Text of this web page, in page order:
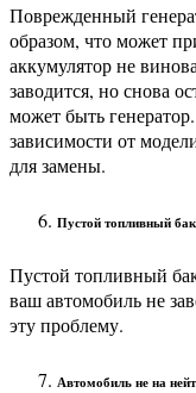
Поврежденный
образом, что может
аккумулятор не
заводится, но снова
может быть
зависимости от
для замены.
Пустой топливный бак
Пустой топливный
ваш автомобиль не
эту проблему.
Автомобиль не на